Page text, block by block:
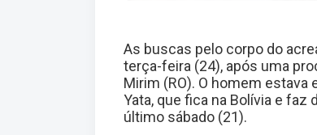
As buscas pelo corpo do
terça-feira (24), após uma
Mirim (RO). O homem
Yata, que fica na Bolívia e faz
último sábado (21).